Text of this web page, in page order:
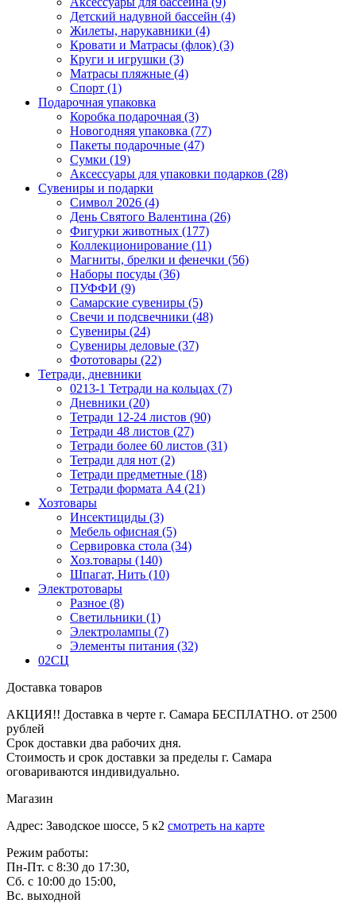
Детский надувной бассейн (4)
Жилеты, нарукавники (4)
Кровати и Матрасы (флок) (3)
Круги и игрушки (3)
Матрасы пляжные (4)
Спорт (1)
Подарочная упаковка
Коробка подарочная (3)
Новогодняя упаковка (77)
Пакеты подарочные (47)
Сумки (19)
Аксессуары для упаковки подарков (28)
Сувениры и подарки
Символ 2026 (4)
День Святого Валентина (26)
Фигурки животных (177)
Коллекционирование (11)
Магниты, брелки и фенечки (56)
Наборы посуды (36)
ПУФФИ (9)
Самарские сувениры (5)
Свечи и подсвечники (48)
Сувениры (24)
Сувениры деловые (37)
Фототовары (22)
Тетради, дневники
0213-1 Тетради на кольцах (7)
Дневники (20)
Тетради 12-24 листов (90)
Тетради 48 листов (27)
Тетради более 60 листов (31)
Тетради для нот (2)
Тетради предметные (18)
Тетради формата А4 (21)
Хозтовары
Инсектициды (3)
Мебель офисная (5)
Сервировка стола (34)
Хоз.товары (140)
Шпагат, Нить (10)
Электротовары
Разное (8)
Светильники (1)
Электролампы (7)
Элементы питания (32)
02СЦ
Доставка товаров
АКЦИЯ!! Доставка в черте г. Самара БЕСПЛАТНО. от 2500
рублей
Срок доставки два рабочих дня.
Стоимость и срок доставки за пределы г. Самара
оговариваются индивидуально.
Магазин
Адрес: Заводское шоссе, 5 к2 смотреть на карте
Режим работы:
Пн-Пт. с 8:30 до 17:30,
Сб. с 10:00 до 15:00,
Вс. выходной